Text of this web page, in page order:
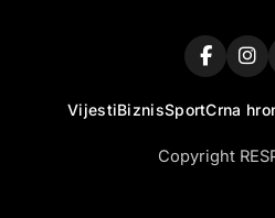
VijestiBiznisSportCrna
Copyright